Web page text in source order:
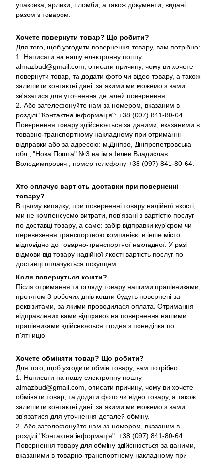
упаковка, ярлики, пломби, а також документи, видані
разом з товаром.
Хочете повернути товар? Що робити?
Для того, щоб узгодити повернення товару, вам потрібно:
1. Написати на нашу електронну пошту
almazbud@gmail.com, описати причину, чому ви хочете
повернути товар, та додати фото чи відео товару, а також
залишити контактні дані, за якими ми можемо з вами
зв'язатися для уточнення деталей повернення.
2. Або зателефонуйте нам за номером, вказаним в
розділі "Контактна інформація": +38 (097) 841-80-64.
Повернення товару здійснюється за даними, вказаними в
товарно-транспортному накладному при отриманні
відправки або за адресою: м.Дніпро, Дніпропетровська
обл., "Нова Пошта" №3 на ім'я Івлев Владислав
Володимирович , номер телефону +38 (097) 841-80-64.
Хто оплачує вартість доставки при поверненні
товару?
В цьому випадку, при поверненні товару надійної якості,
ми не компенсуємо витрати, пов'язані з вартістю послуг
по доставці товару, а саме: забір відправки кур'єром чи
перевезення транспортною компанією в інше місто
відповідно до товарно-транспортної накладної. У разі
відмови від товару надійної якості вартість послуг по
доставці оплачується покупцем.
Коли повернуться кошти?
Після отримання та огляду товару нашими працівниками,
протягом 3 робочих днів кошти будуть повернені за
реквізитами, за якими проводилася оплата. Отримання
відправлених вами відправок на повернення нашими
працівниками здійснюється щодня з понеділка по
п'ятницю.
Хочете обміняти товар? Що робити?
Для того, щоб узгодити обмін товару, вам потрібно:
1. Написати на нашу електронну пошту
almazbud@gmail.com, описати причину, чому ви хочете
обміняти товар, та додати фото чи відео товару, а також
залишити контактні дані, за якими ми можемо з вами
зв'язатися для уточнення деталей обміну.
2. Або зателефонуйте нам за номером, вказаним в
розділі "Контактна інформація": +38 (097) 841-80-64.
Повернення товару для обміну здійснюється за даними,
вказаними в товарно-транспортному накладному при